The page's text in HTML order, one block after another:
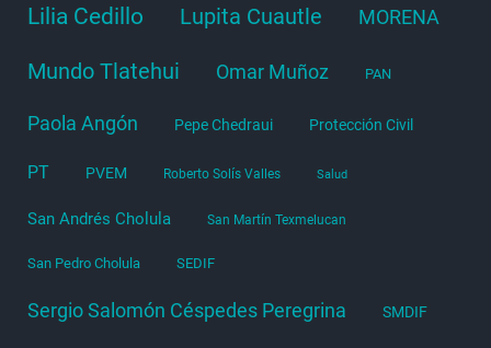
Lilia Cedillo Lupita Cuautle MORENA
Mundo Tlatehui Omar Muñoz PAN
Paola Angón Pepe Chedraui Protección Civil
PT PVEM Roberto Solís Valles Salud
San Andrés Cholula San Martín Texmelucan
San Pedro Cholula SEDIF
Sergio Salomón Céspedes Peregrina SMDIF